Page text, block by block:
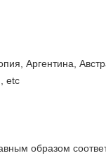
Аргентина,
etc
образом